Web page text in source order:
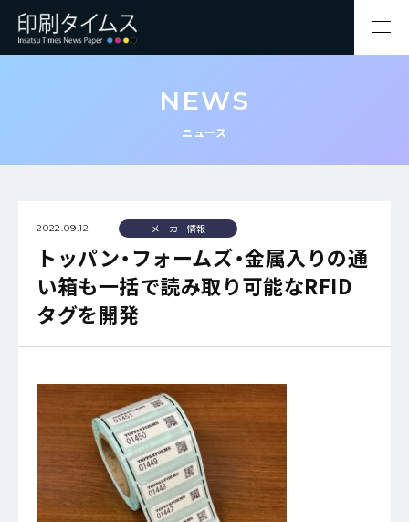
NEWS
ニュース
2022.09.12 メーカー情報
トッパン・フォームズ・金属入りの通
い箱も一括で読み取り可能なRFID
タグを開発